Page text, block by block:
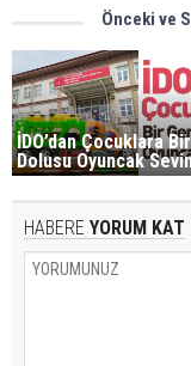
Önceki ve
İDO’dan Çocuklara
Dolusu Oyuncak
HABERE YORUM KAT